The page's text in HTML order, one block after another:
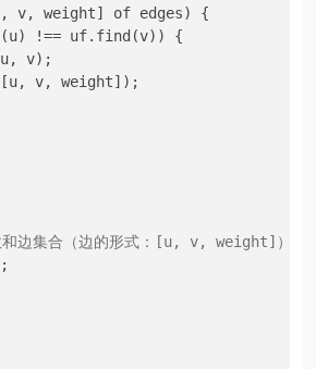
v, weight] of edges) {
!== uf.find(v)) {
v);
v, weight]);
边集合（边的形式：[u, v, weight]）